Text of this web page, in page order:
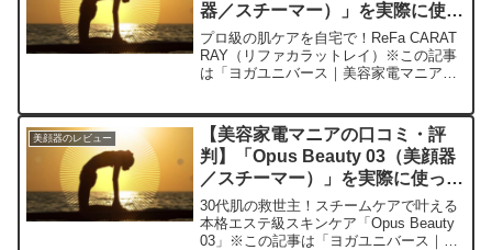
器／スチーマー）」を実際に使っ
てみた正直感想
プロ級の肌ケアを自宅で！ReFa CARAT
RAY（リファカラットレイ）※この記事
は「ヨガユニバース｜美容家電マニアの
が紹介したいのが「ReFa CARAT
RAY」...
美顔器のレビュー
【美容家電マニアの口コミ・評
判】「Opus Beauty 03（美顔器
／スチーマー）」を実際に使って
みた正直感想
30代肌の救世主！スチームケアで叶える
本格エステ級スキンケア「Opus Beauty
03」※この記事は「ヨガユニバース｜美